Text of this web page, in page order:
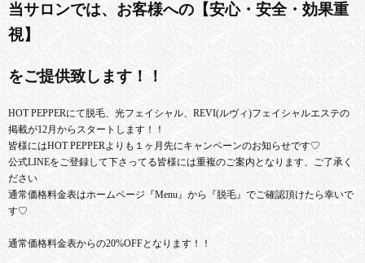
当サロンでは、お客様への【安心・安全・効果重
視】
をご提供致します！！
HOT PEPPERにて脱毛、光フェイシャル、REVI(ルヴィ)フェイシャルエステの
掲載が12月からスタートします！！
皆様にはHOT PEPPERよりも１ヶ月先にキャンペーンのお知らせです♡
公式LINEをご登録して下さってる皆様には重複のご案内となります、ご了承く
ださい
通常価格料金表はホームページ『Menu』から『脱毛』でご確認頂けたら幸いで
す♡
通常価格料金表からの20%OFFとなります！！